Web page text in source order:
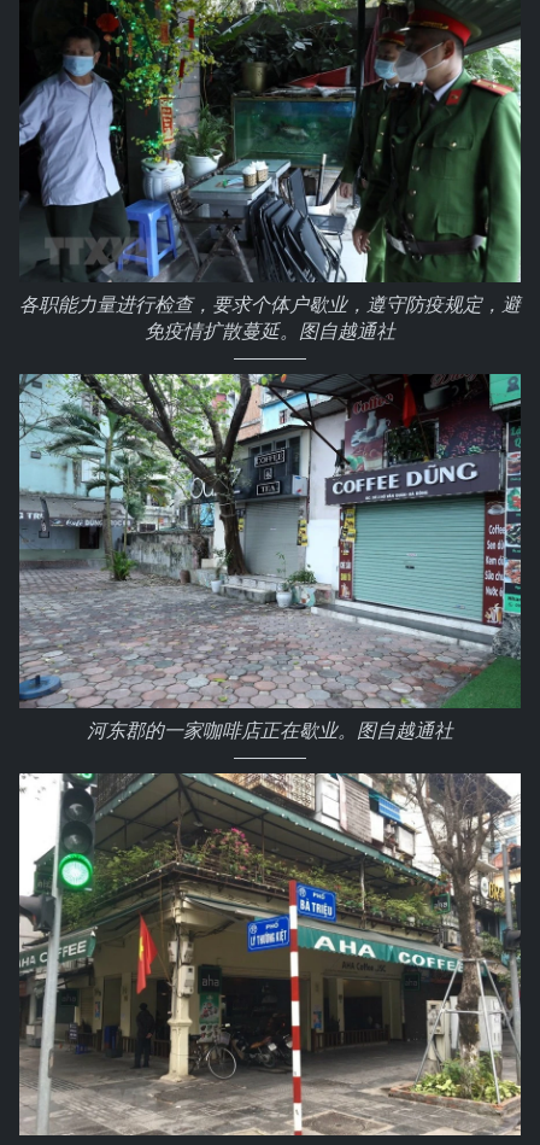
各职能力量进行检查，要求个体户歇业，遵守防疫规定，避
免疫情扩散蔓延。图自越通社
河东郡的一家咖啡店正在歇业。图自越通社